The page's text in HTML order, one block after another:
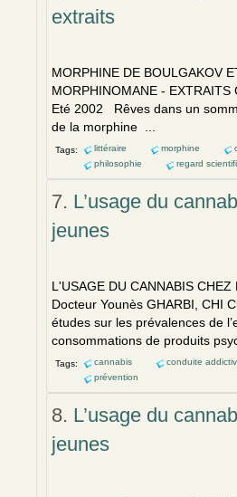
extraits
MORPHINE DE BOULGAKOV
MORPHINOMANE - EXTRAITS
Eté 2002 Rêves dans un
de la morphine ...
Tags: littéraire morphine
philosophie
regard
7. L’usage du
jeunes
L'USAGE DU CANNABIS CHEZ
Docteur Younès GHARBI, CHI
études sur les prévalences de l’
consommations de produits
Tags: cannabis
conduite
prévention
8. L’usage du
jeunes